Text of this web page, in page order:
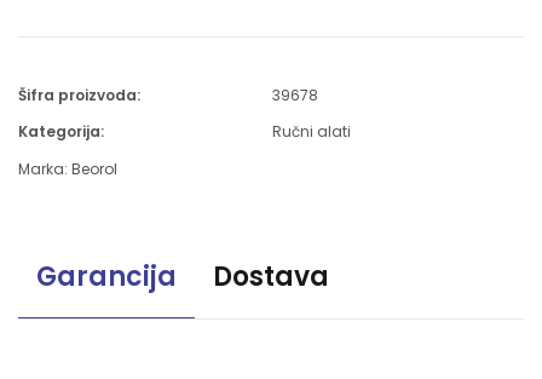
Šifra proizvoda:
39678
Kategorija:
Ručni alati
Marka: Beorol
Garancija Dostava